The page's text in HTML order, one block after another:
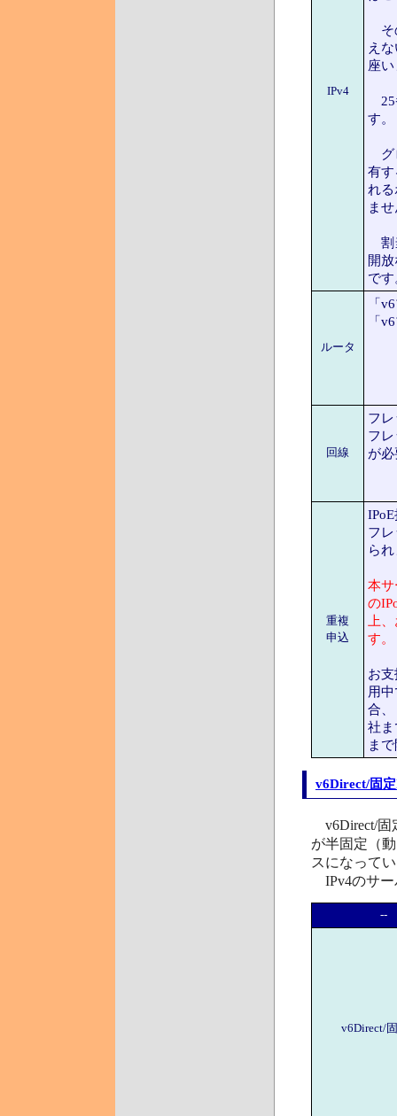
IPv4
そ
え
座
25
す。
グ
有す
れ
ま
割
開
です
ルータ
「
「
回線
フ
フ
が必
重複
申込
フ
ら
本サ
の
上
す。
お
用
合、
社ま
ま
v6Direct/固
v6Direct/固
が半固定（
スになって
IPv4のサー
--
v6Direct/